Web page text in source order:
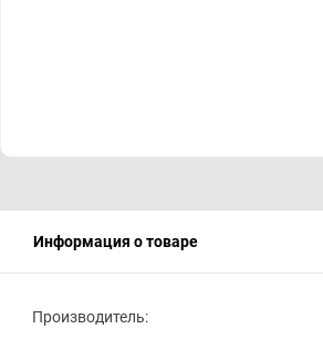
Информация о товаре
Производитель: